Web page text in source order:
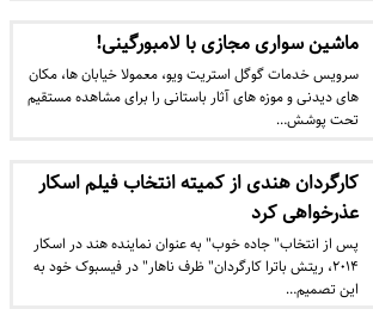
ماشین سواری مجازی با لامبورگینی!
سرویس خدمات گوگل استریت ویو، معمولا خیابان ها، مکان
های دیدنی و موزه های آثار باستانی را برای مشاهده مستقیم
تحت پوشش…
کارگردان هندی از کمیته انتخاب فیلم اسکار
عذرخواهی کرد
پس از انتخاب" جاده خوب" به عنوان نماینده هند در اسکار
۲۰۱۴، ریتش باترا کارگردان" ظرف ناهار" در فیسبوک خود به
این تصمیم…